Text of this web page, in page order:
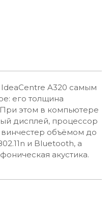
A320 самым
его толщина
При этом в компьютере
дисплей, процессор
винчестер объёмом до
и Bluetooth, а
акустика.